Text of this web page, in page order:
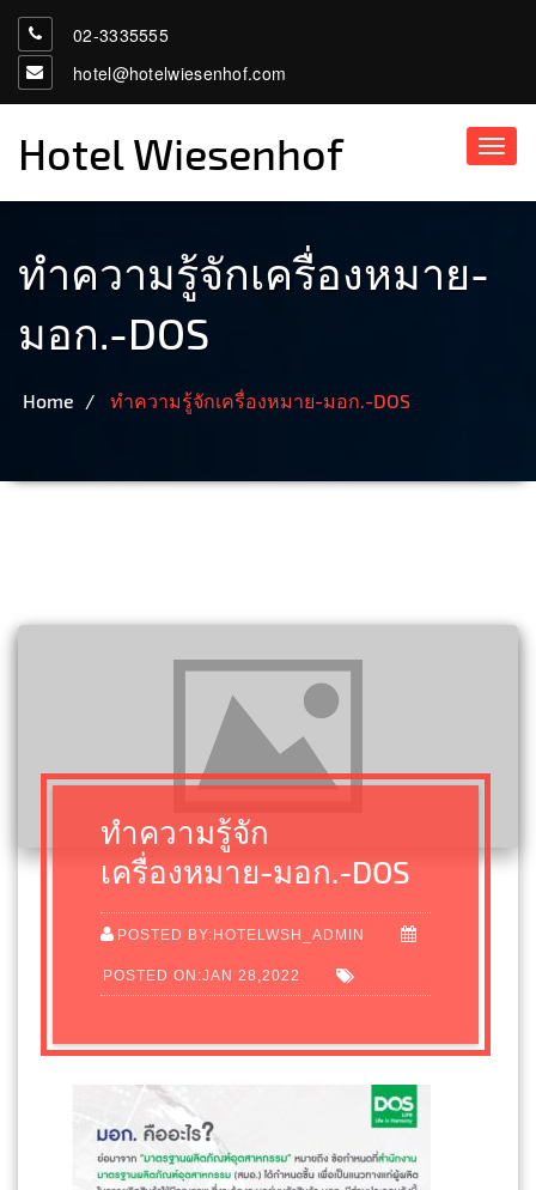
02-3335555
hotel@hotelwiesenhof.com
Hotel Wiesenhof
ทำความรู้จักเครื่องหมาย-
มอก.-DOS
Home ทำความรู้จักเครื่องหมาย-มอก.-DOS
ทำความรู้จัก
เครื่องหมาย-มอก.-DOS
POSTED BY:HOTELWSH_ADMIN
POSTED ON:JAN 28,2022